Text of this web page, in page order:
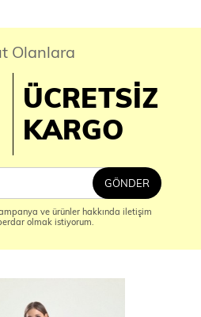
Olanlara
ÜCRETSİZ
KARGO
GÖNDER
ve ürünler hakkında iletişim
olmak istiyorum.